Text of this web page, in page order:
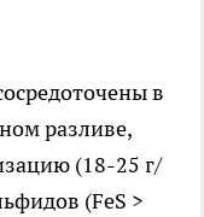
в
разливе,
(18-25 г/
(FeS >